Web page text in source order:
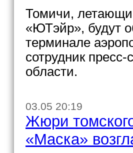
Томичи,
«ЮТэйр», будут
терминале
сотрудник
области.
03.05 20:19
Жюри
«Маска»